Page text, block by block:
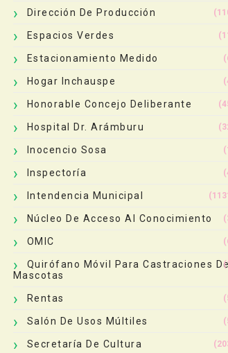
Dirección De Producción
Espacios Verdes
Estacionamiento Medido
Hogar Inchauspe
Honorable Concejo Deliberante
Hospital Dr. Arámburu
Inocencio Sosa
Inspectoría
Intendencia Municipal
Núcleo De Acceso Al Conocimiento
OMIC
Quirófano Móvil Para Castraciones
Mascotas
Rentas
Salón De Usos Múltiles
Secretaría De Cultura